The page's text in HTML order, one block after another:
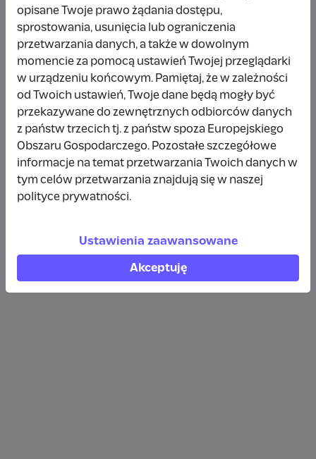
1 zł 7 miesięcy temu
Wpłata anonimowa
10 zł rok temu
Wpłata anonimowa
10 zł rok temu
Wpłata anonimowa
Zobacz więcej
opisane Twoje prawo żądania dostępu,
sprostowania, usunięcia lub ograniczenia
przetwarzania danych, a także w dowolnym
momencie za pomocą ustawień Twojej przeglądarki
w urządzeniu końcowym. Pamiętaj, że w zależności
od Twoich ustawień, Twoje dane będą mogły być
przekazywane do zewnętrznych odbiorców danych
z państw trzecich tj. z państw spoza Europejskiego
Obszaru Gospodarczego. Pozostałe szczegółowe
informacje na temat przetwarzania Twoich danych w
tym celów przetwarzania znajdują się w naszej
polityce prywatności.
Ustawienia zaawansowane
Akceptuję